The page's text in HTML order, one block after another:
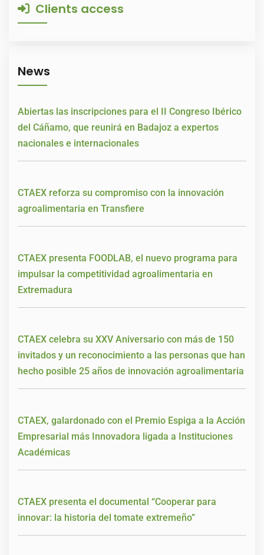
Clients access
News
Abiertas las inscripciones para el II Congreso Ibérico
del Cáñamo, que reunirá en Badajoz a expertos
nacionales e internacionales
CTAEX reforza su compromiso con la innovación
agroalimentaria en Transfiere
CTAEX presenta FOODLAB, el nuevo programa para
impulsar la competitividad agroalimentaria en
Extremadura
CTAEX celebra su XXV Aniversario con más de 150
invitados y un reconocimiento a las personas que han
hecho posible 25 años de innovación agroalimentaria
CTAEX, galardonado con el Premio Espiga a la Acción
Empresarial más Innovadora ligada a Instituciones
Académicas
CTAEX presenta el documental “Cooperar para
innovar: la historia del tomate extremeño”